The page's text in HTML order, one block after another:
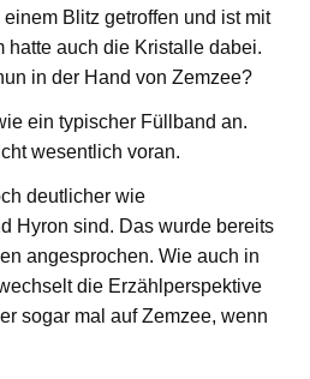
Blitz getroffen und ist mit
hatte auch die Kristalle dabei.
in der Hand von Zemzee?
ein typischer Füllband an.
wesentlich voran.
deutlicher wie
Hyron sind. Das wurde bereits
angesprochen. Wie auch in
die Erzählperspektive
sogar mal auf Zemzee, wenn